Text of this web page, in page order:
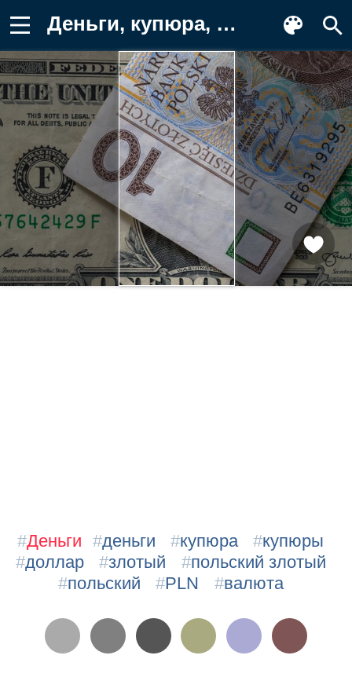
Деньги, купюра, купюры, доллар, злотый Картинка
#Деньги #деньги #купюра #купюры
#доллар #злотый #польский злотый
#польский #PLN #валюта